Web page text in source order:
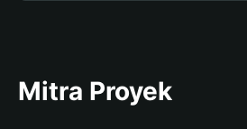
Mitra Proyek